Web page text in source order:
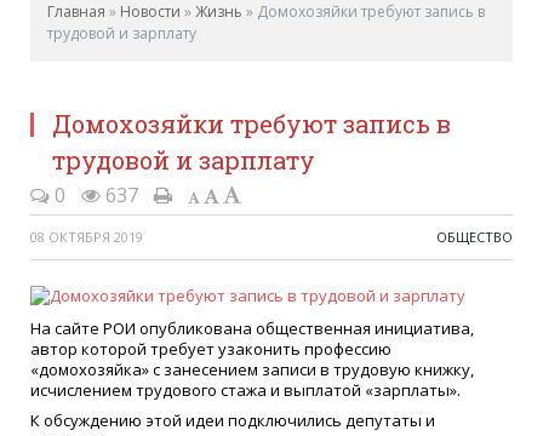
Главная » Новости »Жизнь » Домохозяйки требуют запись в
трудовой и зарплату
Домохозяйки требуют запись в
трудовой и зарплату
0 637
08 ОКТЯБРЯ 2019 ОБЩЕСТВО
На сайте РОИ опубликована общественная инициатива,
автор которой требует узаконить профессию
«домохозяйка» с занесением записи в трудовую книжку,
исчислением трудового стажа и выплатой «зарплаты».
К обсуждению этой идеи подключились депутаты и